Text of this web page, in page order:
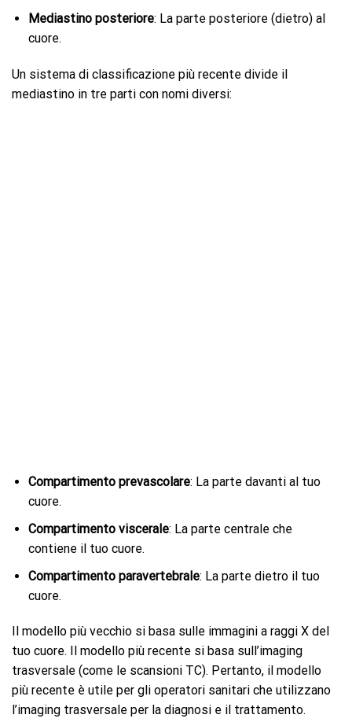
Mediastino posteriore: La parte posteriore (dietro) al
cuore.
Un sistema di classificazione più recente divide il
mediastino in tre parti con nomi diversi:
Compartimento prevascolare: La parte davanti al tuo
cuore.
Compartimento viscerale: La parte centrale che
contiene il tuo cuore.
Compartimento paravertebrale: La parte dietro il tuo
cuore.
Il modello più vecchio si basa sulle immagini a raggi X del
tuo cuore. Il modello più recente si basa sull’imaging
trasversale (come le scansioni TC). Pertanto, il modello
più recente è utile per gli operatori sanitari che utilizzano
l’imaging trasversale per la diagnosi e il trattamento.